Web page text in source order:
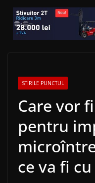
STIRILE PUNCTUL
Care vor
pentru
ce va fi